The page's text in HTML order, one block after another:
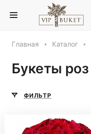
Главная Каталог
Букеты роз
ФИЛЬТР